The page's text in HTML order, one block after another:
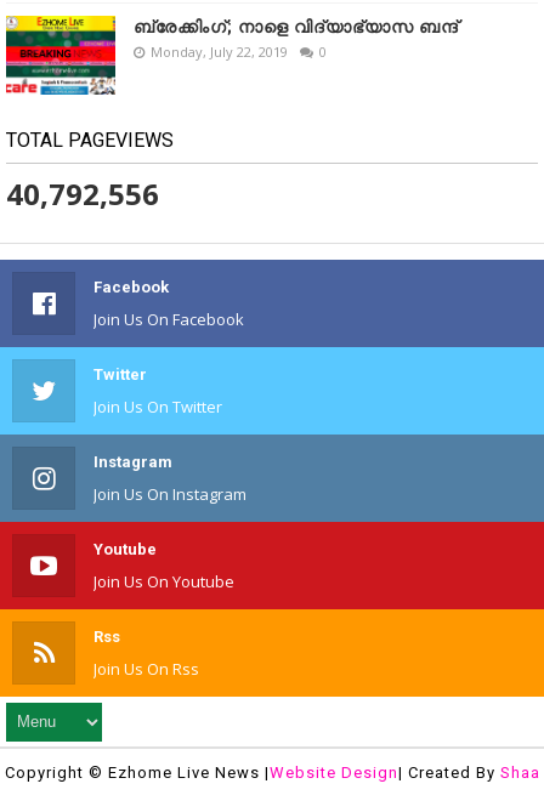
ബ്രേക്കിംഗ്; നാളെ വിദ്യാഭ്യാസ ബന്ദ്
Monday, July 22, 2019 0
TOTAL PAGEVIEWS
40,792,556
Facebook
Join Us On Facebook
Twitter
Join Us On Twitter
Instagram
Join Us On Instagram
Youtube
Join Us On Youtube
Rss
Join Us On Rss
Copyright © Ezhome Live News |Website Design| Created By Shaa